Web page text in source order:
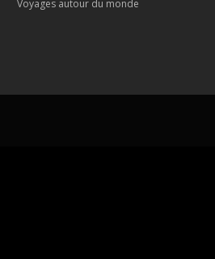
Voyages autour du monde